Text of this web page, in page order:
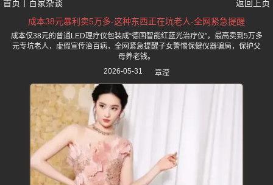
首页 百家杂谈
返回上页
成本38元暴利卖5万多-这种东西正在坑老人-全网紧急提醒
成本仅38元的普通LED理疗仪包装成“德国智能红蓝光治疗仪”，最高卖到5万多
元专坑老人，虚假宣传治百病，全网紧急提醒子女警惕保健仪器骗局，保护父
母养老钱。
2026-05-31
章滢